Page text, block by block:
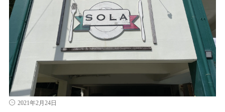
2021年2月24日